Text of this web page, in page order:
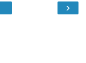
›